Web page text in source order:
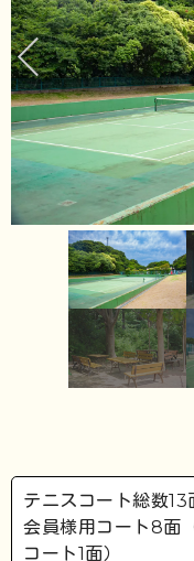
テニスコート総数13
会員様用コート8面
コート1面）